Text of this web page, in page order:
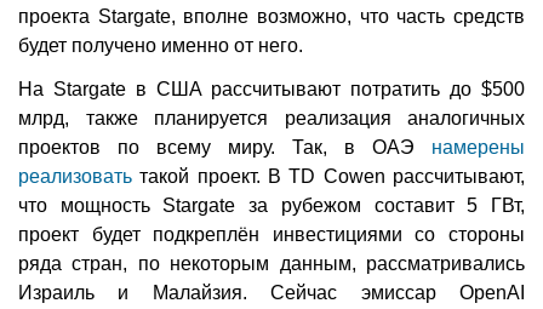
проекта Stargate, вполне возможно, что часть средств
будет получено именно от него.
На Stargate в США рассчитывают потратить до $500
млрд, также планируется реализация аналогичных
проектов по всему миру. Так, в ОАЭ намерены
реализовать такой проект. В TD Cowen рассчитывают,
что мощность Stargate за рубежом составит 5 ГВт,
проект будет подкреплён инвестициями со стороны
ряда стран, по некоторым данным, рассматривались
Израиль и Малайзия. Сейчас эмиссар OpenAI